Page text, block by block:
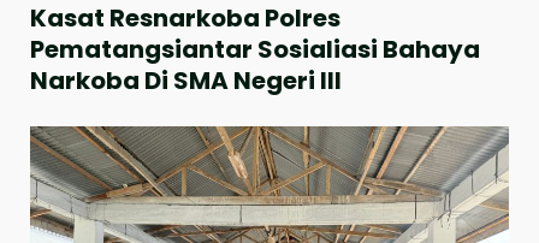
Kasat Resnarkoba Polres
Pematangsiantar Sosialiasi Bahaya
Narkoba Di SMA Negeri III